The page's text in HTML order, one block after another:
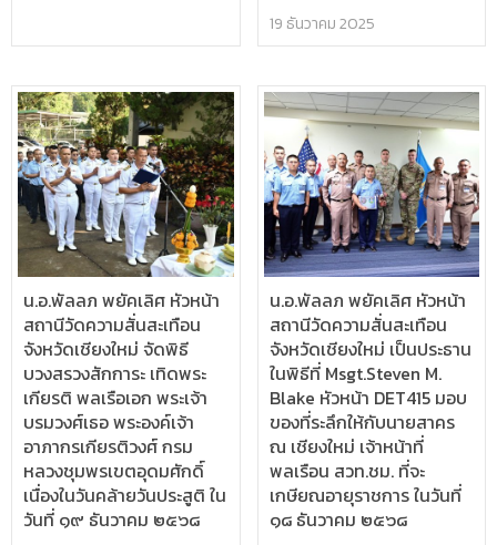
19 ธันวาคม 2025
น.อ.พัลลภ พยัคเลิศ หัวหน้า
สถานีวัดความสั่นสะเทือน
จังหวัดเชียงใหม่ จัดพิธี
บวงสรวงสักการะ เทิดพระ
เกียรติ พลเรือเอก พระเจ้า
บรมวงศ์เธอ พระองค์เจ้า
อาภากรเกียรติวงศ์​ กรม
หลวงชุมพรเขตอุดมศักดิ์
เนื่องในวันคล้ายวันประสูติ ใน
วันที่ ๑๙ ธันวาคม ๒๕๖๘
น.อ.พัลลภ พยัคเลิศ หัวหน้า
สถานีวัดความสั่นสะเทือน
จังหวัดเชียงใหม่ เป็นประธาน
ในพิธีที่ Msgt.Steven M.
Blake หัวหน้า DET415 มอบ
ของที่ระลึกให้กับนายสาคร
ณ เชียงใหม่ เจ้าหน้าที่
พลเรือน สวท.ชม. ที่จะ
เกษียณอายุราชการ ในวันที่
๑๘ ธันวาคม ๒๕๖๘